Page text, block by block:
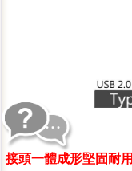
接頭一體成形堅固耐用